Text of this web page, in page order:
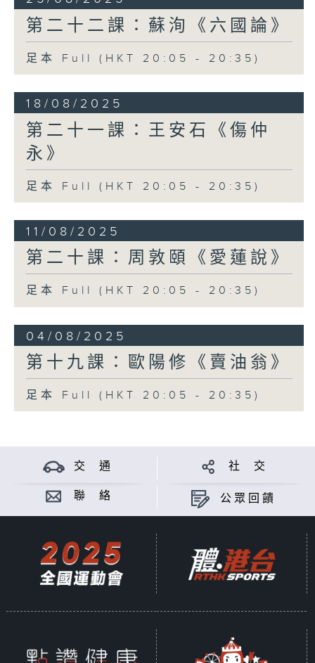
第二十二課：蘇洵《六國論》
足本 Full (HKT 20:05 - 20:35)
18/08/2025
第二十一課：王安石《傷仲
永》
足本 Full (HKT 20:05 - 20:35)
11/08/2025
第二十課：周敦頤《愛蓮說》
足本 Full (HKT 20:05 - 20:35)
04/08/2025
第十九課：歐陽修《賣油翁》
足本 Full (HKT 20:05 - 20:35)
交 通 社 交
聯 絡 公眾回饋